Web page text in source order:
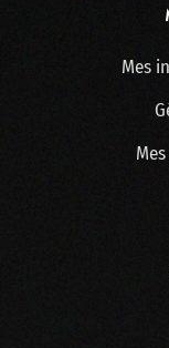
Mes